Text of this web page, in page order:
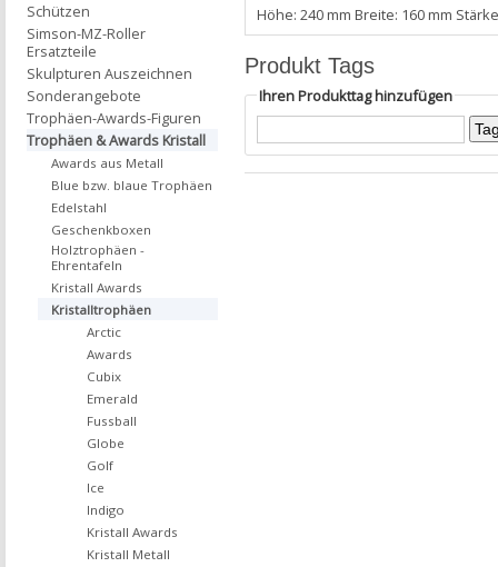
Höhe: 240 mm Breite: 160 mm
Produkt Tags
Ihren Produkttag hinzufügen
Schützen
Simson-MZ-Roller
Ersatzteile
Skulpturen Auszeichnen
Sonderangebote
Trophäen-Awards-Figuren
Trophäen & Awards Kristall
Awards aus Metall
Blue bzw. blaue Trophäen
Edelstahl
Geschenkboxen
Holztrophäen -
Ehrentafeln
Kristall Awards
Kristalltrophäen
Arctic
Awards
Cubix
Emerald
Fussball
Globe
Golf
Ice
Indigo
Kristall Awards
Kristall Metall